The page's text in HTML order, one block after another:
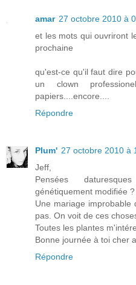
amar 27 octobre 2010 à
et les mots qui ouvriront
prochaine
qu'est-ce qu'il faut dire
un clown
papiers....encore....
Répondre
Plum' 27 octobre 2010 à
Jeff,
Pensées
génétiquement modifiée ?
Une mariage
pas. On voit de ces
Toutes les plantes
Bonne journée à toi cher
Répondre